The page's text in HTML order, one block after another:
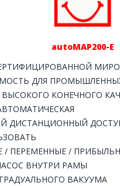
autoMAP200-E
ДЛЯ
КОНЕЧНОГО
ДИСТАНЦИОННЫЙ
/ ПЕРЕМЕННЫЕ /
ВНУТРИ РАМЫ
ВАКУУМА